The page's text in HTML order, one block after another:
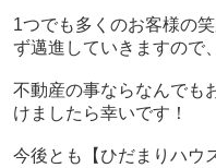
1つでも多くのお客様の
ず邁進していきますので
不動産の事ならなんでも
けましたら幸いです！
今後とも【ひだまりハ